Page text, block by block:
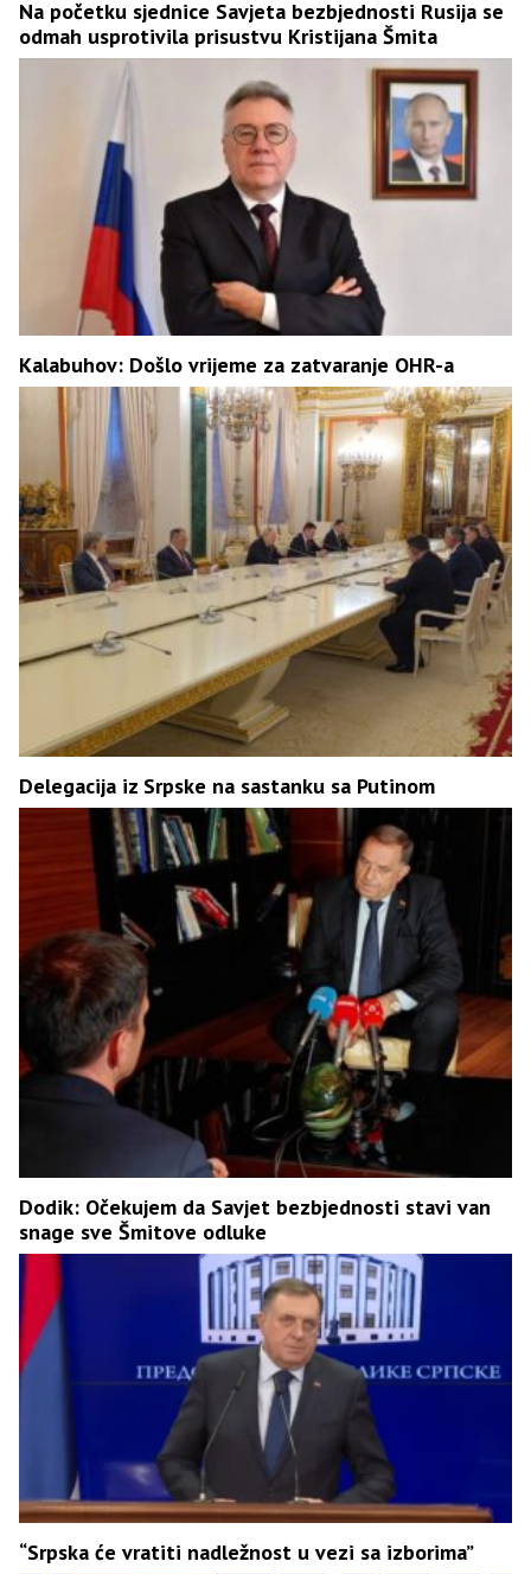
Na početku sjednice Savjeta bezbjednosti Rusija se
odmah usprotivila prisustvu Kristijana Šmita
Kalabuhov: Došlo vrijeme za zatvaranje OHR-a
Delegacija iz Srpske na sastanku sa Putinom
Dodik: Očekujem da Savjet bezbjednosti stavi van
snage sve Šmitove odluke
“Srpska će vratiti nadležnost u vezi sa izborima”